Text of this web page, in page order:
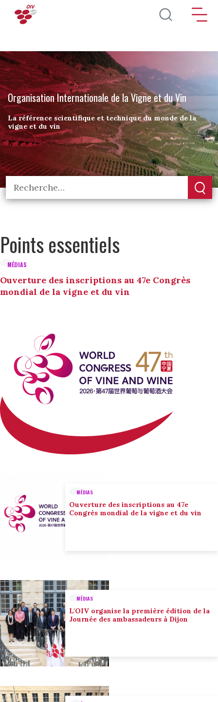
Aller au contenu principal
Organisation Internationale de la Vigne et du Vin
La référence scientifique et technique du monde de la
vigne et du vin
Points essentiels
MÉDIAS
Ouverture des inscriptions au 47e Congrès
mondial de la vigne et du vin
MÉDIAS
Ouverture des inscriptions au 47e
Congrès mondial de la vigne et du vin
MÉDIAS
L'OIV organise la première édition de la
Journée des ambassadeurs à Dijon